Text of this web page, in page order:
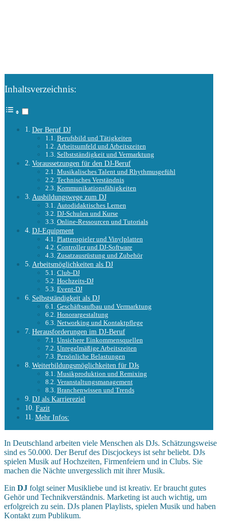
Inhaltsverzeichnis:
Der Beruf DJ
Berufsbild und Tätigkeiten
Arbeitsumfeld und Arbeitszeiten
Selbstständigkeit und Vermarktung
Voraussetzungen für den DJ-Beruf
Musikalisches Talent und Rhythmusgefühl
Technisches Verständnis
Kommunikationsfähigkeiten
Ausbildungswege zum DJ
Autodidaktisches Lernen
DJ-Schulen und Kurse
Online-Ressourcen und Tutorials
DJ-Equipment
Plattenspieler und Vinylplatten
Controller und DJ-Software
Zusatzausrüstung und Zubehör
Arbeitsmöglichkeiten als DJ
Club-DJ
Hochzeits-DJ
Event-DJ
Selbstständigkeit als DJ
Geschäftsaufbau und Vermarktung
Honorargestaltung
Networking und Kontaktpflege
Herausforderungen im DJ-Beruf
Unsichere Einkommensquellen
Unregelmäßige Arbeitszeiten
Persönliche Belastungen
Weiterbildungsmöglichkeiten für DJs
Musikproduktion und Remixing
Veranstaltungsmanagement
Branchenwissen und Trends
DJ als Karriereziel
Fazit
Mehr Infos:
In Deutschland arbeiten viele Menschen als DJs. Schätzungsweise
sind es 50.000. Der Beruf des Discjockeys ist sehr beliebt. DJs
spielen Musik auf Hochzeiten, Firmenfeiern und in Clubs. Sie
machen die Nächte unvergesslich mit ihrer Musik.
Ein DJ folgt seiner Musikliebe und ist kreativ. Er braucht gutes
Gehör und Technikverständnis. Marketing ist auch wichtig, um
erfolgreich zu sein. DJs planen Playlists, spielen Musik und haben
Kontakt zum Publikum.